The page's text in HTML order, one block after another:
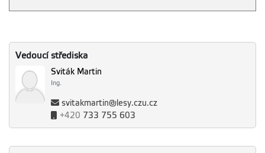
Vedoucí střediska
Sviták Martin
Ing.
svitakmartin@lesy.czu.cz
+420 733 755 603